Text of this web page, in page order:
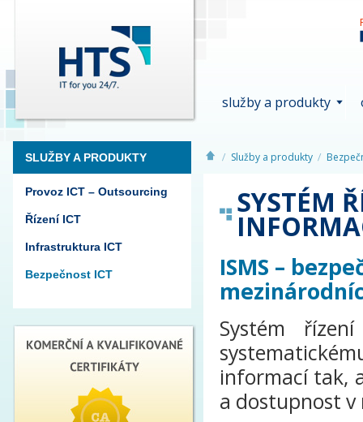
služby a produkty
SLUŽBY A PRODUKTY
Provoz ICT – Outsourcing
Řízení ICT
Infrastruktura ICT
Bezpečnost ICT
Služby a produkty
SYSTÉM
ISMS –
Systém
informací tak,
a dostupnost